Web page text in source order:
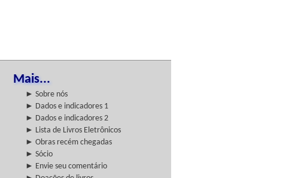
Mais...
► Sobre nós
► Dados e indicadores 1
► Dados e indicadores 2
► Lista de Livros Eletrônicos
► Obras recém chegadas
► Sócio
► Envie seu comentário